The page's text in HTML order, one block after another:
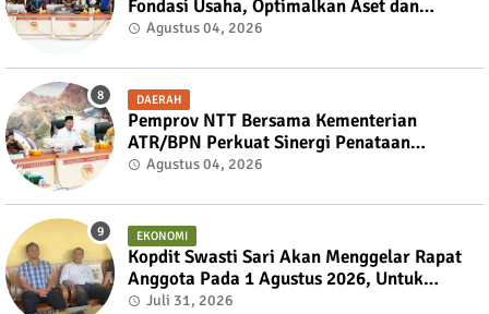
Fondasi Usaha, Optimalkan Aset dan
Ekspansi Bisnis
Agustus 04, 2026
DAERAH
Pemprov NTT Bersama Kementerian
ATR/BPN Perkuat Sinergi Penataan
Pertanahan dan Tata Ruang
Agustus 04, 2026
EKONOMI
Kopdit Swasti Sari Akan Menggelar Rapat
Anggota Pada 1 Agustus 2026, Untuk
Mengembalikan Kedaulatan Anggota
Juli 31, 2026